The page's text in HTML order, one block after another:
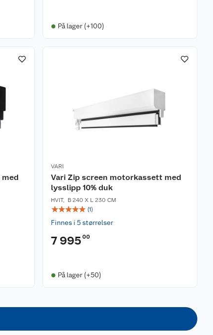
På lager (+100)
VARI
Vari Zip screen motorkassett med
lysslipp 10% duk
HVIT, B 240 X L 230 CM
☆☆☆☆☆ (1)
Finnes i 5 størrelser
7 995 00
På lager (+50)